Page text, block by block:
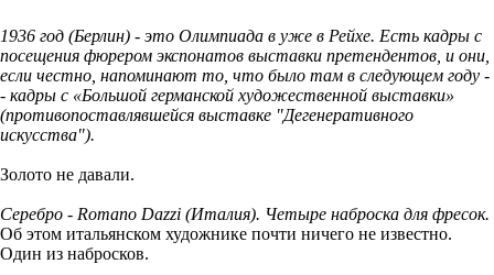
1936 год (Берлин) - это Олимпиада в уже в Рейхе. Есть кадры с
посещения фюрером экспонатов выставки претендентов, и они,
если честно, напоминают то, что было там в следующем году -
- кадры с «Большой германской художественной выставки»
(противопоставлявшейся выставке "Дегенеративного
искусства").
Золото не давали.
Серебро - Romano Dazzi (Италия). Четыре наброска для фресок.
Об этом итальянском художнике почти ничего не известно.
Один из набросков.